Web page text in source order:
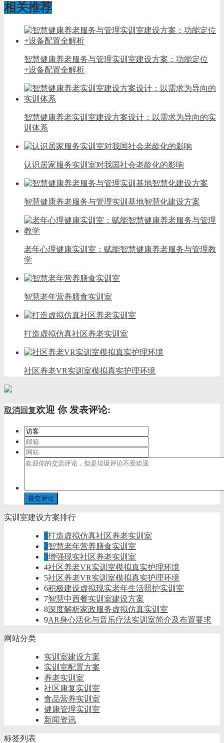
相关推荐
智慧健康养老服务与管理实训室建设方案：功能定位
+设备配置全解析
智慧健康养老实训室建设方案设计：以需求为导向的实
训体系
认识居家服务实训室对我国社会老龄化的影响
智慧健康养老服务与管理实训基地智慧化建设方案
老年心理健康实训室：赋能智慧健康养老服务与管理教
学
智慧老年营养膳食实训室
打造虚拟仿真社区养老实训室
社区养老VR实训室模拟真实护理环境
取消回复欢迎 你发表评论:
实训室建设方案排行
1打造虚拟仿真社区养老实训室
2智慧老年营养膳食实训室
3增强现实社区养老实训室
4社区养老VR实训室模拟真实护理环境
5社区养老VR实训室模拟真实护理环境
6积极建设虚拟现实老年生活照护实训室
7智慧中西餐实训室建设方案
8深度解析家政服务虚拟仿真实训室
9AR身心活化与音乐疗法实训室简介及布置要求
网站分类
实训室建设方案
实训室配置方案
养老实训室
社区康复实训室
食品营养实训室
健康管理实训室
新闻资讯
标签列表